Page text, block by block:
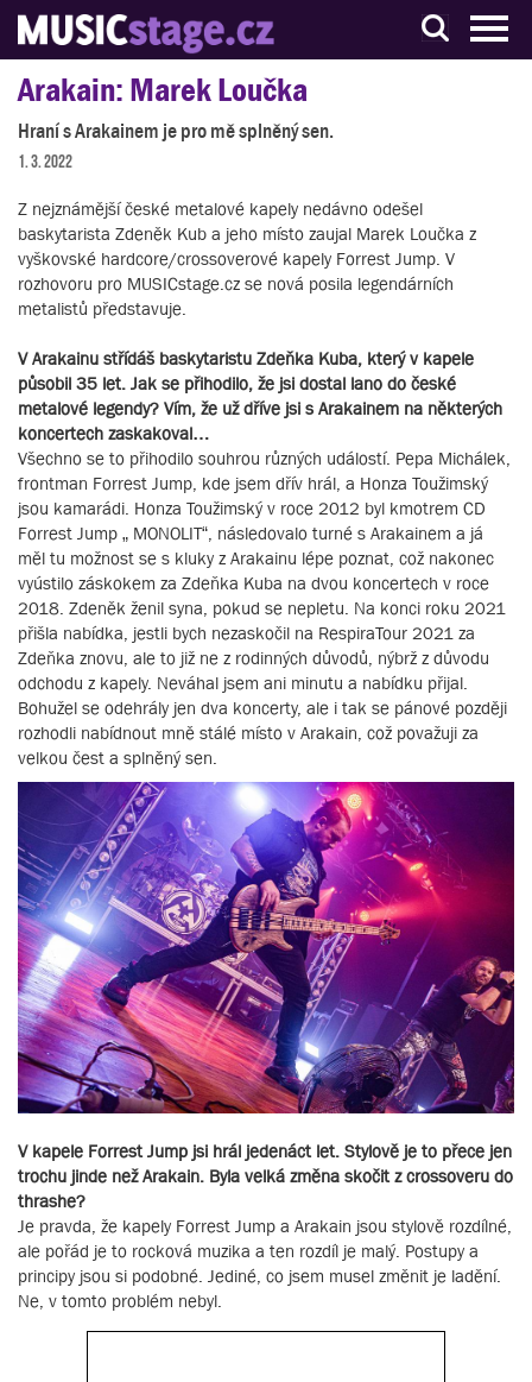
S muzikanty pro muzikanty
Arakain: Marek Loučka
Hraní s Arakainem je pro mě splněný sen.
1. 3. 2022
Z nejznámější české metalové kapely nedávno odešel
baskytarista Zdeněk Kub a jeho místo zaujal Marek Loučka z
vyškovské hardcore/crossoverové kapely Forrest Jump. V
rozhovoru pro MUSICstage.cz se nová posila legendárních
metalistů představuje.
V Arakainu střídáš baskytaristu Zdeňka Kuba, který v kapele
působil 35 let. Jak se přihodilo, že jsi dostal lano do české
metalové legendy? Vím, že už dříve jsi s Arakainem na některých
koncertech zaskakoval…
Všechno se to přihodilo souhrou různých událostí. Pepa Michálek,
frontman Forrest Jump, kde jsem dřív hrál, a Honza Toužimský
jsou kamarádi. Honza Toužimský v roce 2012 byl kmotrem CD
Forrest Jump „ MONOLIT“, následovalo turné s Arakainem a já
měl tu možnost se s kluky z Arakainu lépe poznat, což nakonec
vyústilo záskokem za Zdeňka Kuba na dvou koncertech v roce
2018. Zdeněk ženil syna, pokud se nepletu. Na konci roku 2021
přišla nabídka, jestli bych nezaskočil na RespiraTour 2021 za
Zdeňka znovu, ale to již ne z rodinných důvodů, nýbrž z důvodu
odchodu z kapely. Neváhal jsem ani minutu a nabídku přijal.
Bohužel se odehrály jen dva koncerty, ale i tak se pánové později
rozhodli nabídnout mně stálé místo v Arakain, což považuji za
velkou čest a splněný sen.
V kapele Forrest Jump jsi hrál jedenáct let. Stylově je to přece jen
trochu jinde než Arakain. Byla velká změna skočit z crossoveru do
thrashe?
Je pravda, že kapely Forrest Jump a Arakain jsou stylově rozdílné,
ale pořád je to rocková muzika a ten rozdíl je malý. Postupy a
principy jsou si podobné. Jediné, co jsem musel změnit je ladění.
Ne, v tomto problém nebyl.